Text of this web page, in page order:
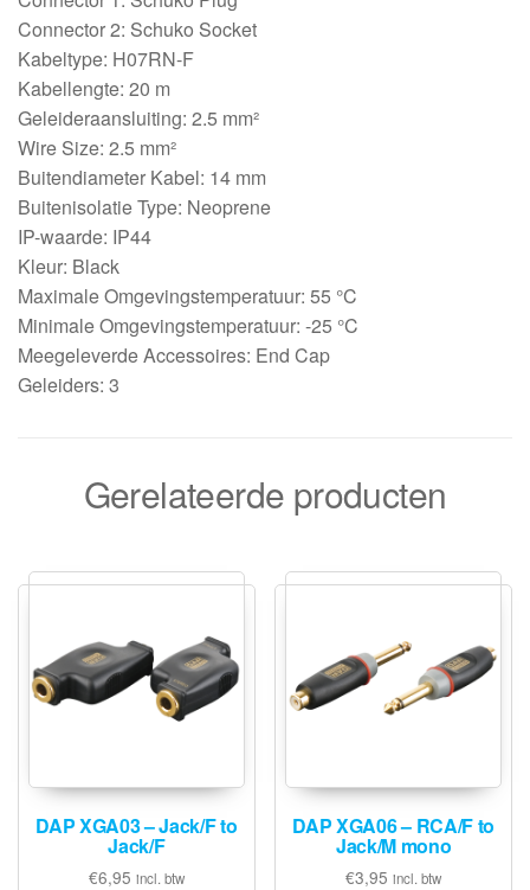
Connector 2: Schuko Socket
Kabeltype: H07RN-F
Kabellengte: 20 m
Geleideraansluiting: 2.5 mm²
Wire Size: 2.5 mm²
Buitendiameter Kabel: 14 mm
Buitenisolatie Type: Neoprene
IP-waarde: IP44
Kleur: Black
Maximale Omgevingstemperatuur: 55 °C
Minimale Omgevingstemperatuur: -25 °C
Meegeleverde Accessoires: End Cap
Geleiders: 3
Gerelateerde producten
DAP XGA03 – Jack/F to
Jack/F
€6,95 incl. btw
DAP XGA06 – RCA/F to
Jack/M mono
€3,95 incl. btw